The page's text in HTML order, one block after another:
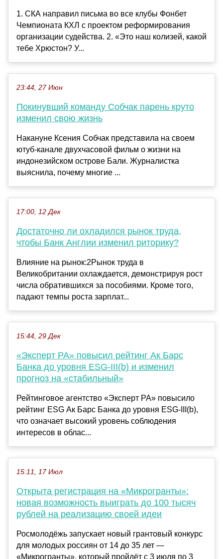
1. СКА направил письма во все клубы Фонбет
Чемпионата КХЛ с проектом реформирования
организации судейства. 2. «Это наш колизей, какой
тебе Хрюстон? У...
23:44, 27 Июн
Покинувший команду Собчак парень круто
изменил свою жизнь
Накануне Ксения Собчак представила на своем
ютуб-канале двухчасовой фильм о жизни на
индонезийском острове Бали. Журналистка
выяснила, почему многие ...
17:00, 12 Дек
Достаточно ли охладился рынок труда,
чтобы Банк Англии изменил риторику?
Влияние на рынок:2Рынок труда в
Великобритании охлаждается, демонстрируя рост
числа обратившихся за пособиями. Кроме того,
падают темпы роста зарплат...
15:44, 29 Дек
«Эксперт РА» повысил рейтинг Ак Барс
Банка до уровня ESG-III(b) и изменил
прогноз на «стабильный»
Рейтинговое агентство «Эксперт РА» повысило
рейтинг ESG Ак Барс Банка до уровня ESG-III(b),
что означает высокий уровень соблюдения
интересов в облас...
15:11, 17 Июл
Открыта регистрация на «Микрогранты»:
новая возможность выиграть до 100 тысяч
рублей на реализацию своей идеи
Росмолодёжь запускает новый грантовый конкурс
для молодых россиян от 14 до 35 лет —
«Микрогранты», который пройдёт с 3 июля по 3